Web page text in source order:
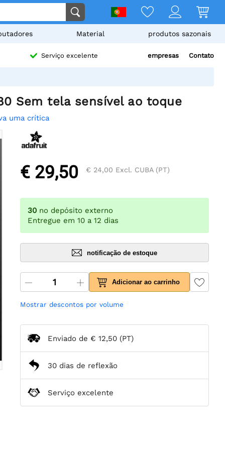
Material produtos sazonais
Serviço excelente empresas Contato
Sem tela sensível ao toque
uma crítica
€ 29,50 € 24,00 Excl. CUBA (PT)
30 no depósito externo
Entregue em 10 a 12 dias
notificação de estoque
Adicionar ao carrinho
Mostrar descontos por volume
Enviado de € 12,50 (PT)
30 dias de reflexão
Serviço excelente